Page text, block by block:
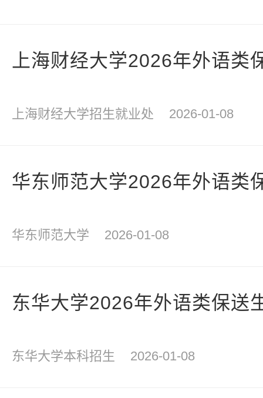
上海财经大学2026年外语类
上海财经大学招生就业处 2026-01-08
华东师范大学2026年外语类
华东师范大学 2026-01-08
东华大学2026年外语类保送
东华大学本科招生 2026-01-08